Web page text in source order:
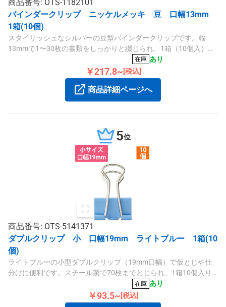
商品番号: OTS-1182101
バインダークリップ ニッケルメッキ 豆 口幅13mm
1箱(10個)
スタイリッシュなシルバーの豆型バインダークリップです。幅
13mmで1〜30枚の書類をしっかりと綴じられ、1箱（10個入）で
在庫 あり
￥217.8~[税込]
商品詳細ページへ
5位
商品番号: OTS-5141371
ダブルクリップ 小 口幅19mm ライトブルー 1箱(10
個)
ライトブルーの小型ダブルクリップ（19mm口幅）で仮とじや仕
分けに便利です。スチール製で70枚までとじられ、1箱10個入り
在庫 あり
￥93.5~ [税込]